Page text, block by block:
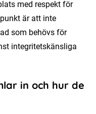
med respekt för
är att inte
som behövs för
integritetskänsliga
in och hur de